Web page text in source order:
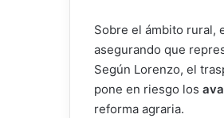
Sobre el ámbito rural,
asegurando que
Según Lorenzo, el
pone en riesgo los
reforma agraria.